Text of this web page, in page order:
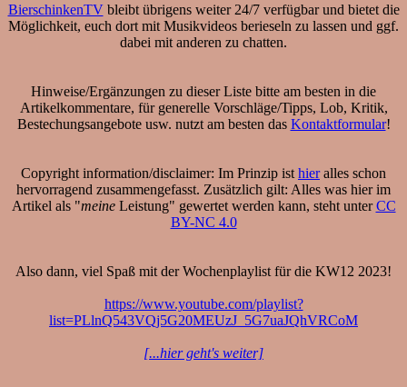
BierschinkenTVbleibt übrigens weiter 24/7 verfügbar und bietet die
Möglichkeit, euch dort mit Musikvideos berieseln zu lassen und ggf.
dabei mit anderen zu chatten.
Hinweise/Ergänzungen zu dieser Liste bitte am besten in die
Artikelkommentare, für generelle Vorschläge/Tipps, Lob, Kritik,
Bestechungsangebote usw. nutzt am besten das Kontaktformular!
Copyright information/disclaimer: Im Prinzip ist hieralles schon
hervorragend zusammengefasst. Zusätzlich gilt: Alles was hier im
Artikel als "meineLeistung" gewertet werden kann, steht unterCC
BY-NC 4.0
Also dann, viel Spaß mit der Wochenplaylist für die KW12 2023!
https://www.youtube.com/playlist?
list=PLlnQ543VQj5G20MEUzJ_5G7uaJQhVRCoM
[...hier geht's weiter]